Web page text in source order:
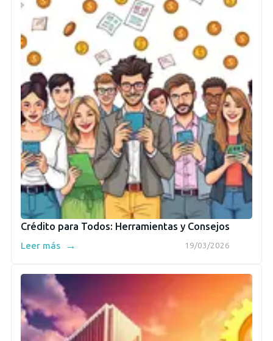
Crédito para Todos: Herramientas y Consejos
19/03/2026
Leer más →